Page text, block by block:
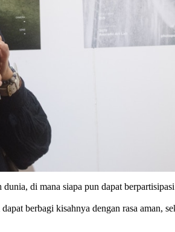
di mana siapa pun dapat
berbagi kisahnya dengan rasa aman,